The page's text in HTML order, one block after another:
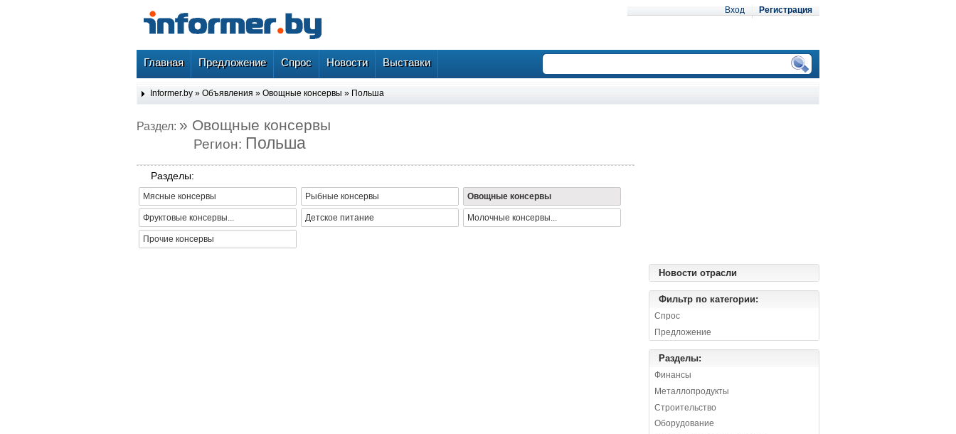
Вход Регистрация
Главная Предложение Спрос Новости Выставки
Informer.by » Объявления » Овощные консервы » Польша
Раздел: » Овощные консервы
Регион: Польша
Разделы:
Мясные консервы Рыбные консервы Овощные консервы
Фруктовые консервы... Детское питание Молочные консервы...
Прочие консервы
Новости отрасли
Фильтр по категории:
Спрос
Предложение
Разделы:
Финансы
Металлопродукты
Строительство
Оборудование